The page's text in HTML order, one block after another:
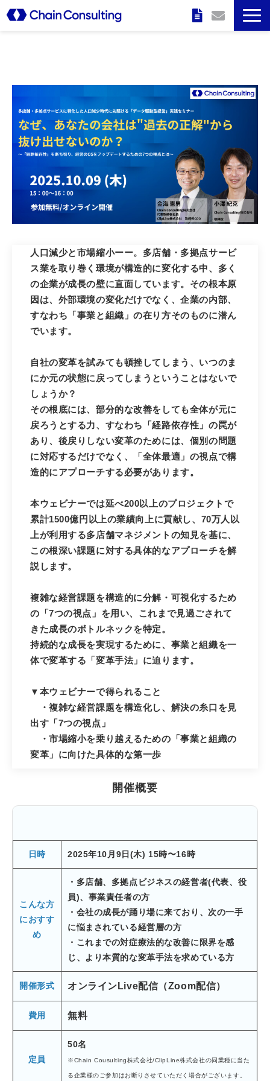
サービス
セミナー情報
人口減少と市場縮小ーー。多店舗・多拠点サービ
ス業を取り巻く環境が構造的に変化する中、多く
の企業が成長の壁に直面しています。その根本原
因は、外部環境の変化だけでなく、企業の内部、
すなわち「事業と組織」の在り方そのものに潜ん
でいます。
自社の変革を試みても頓挫してしまう、いつのま
にか元の状態に戻ってしまうということはないで
しょうか？
その根底には、部分的な改善をしても全体が元に
戻ろうとする力、すなわち「経路依存性」の罠が
あり、後戻りしない変革のためには、個別の問題
に対応するだけでなく、「全体最適」の視点で構
造的にアプローチする必要があります。
本ウェビナーでは延べ200以上のプロジェクトで
累計1500億円以上の業績向上に貢献し、70万人以
上が利用する多店舗マネジメントの知見を基に、
この根深い課題に対する具体的なアプローチを解
説します。
複雑な経営課題を構造的に分解・可視化するため
の「7つの視点」を用い、これまで見過ごされて
きた成長のボトルネックを特定。
持続的な成長を実現するために、事業と組織を一
体で変革する「変革手法」に迫ります。
▼本ウェビナーで得られること
・複雑な経営課題を構造化し、解決の糸口を見
出す「7つの視点」
・市場縮小を乗り越えるための「事業と組織の
変革」に向けた具体的な第一歩
開催概要
日時 2025年10月9日(木) 15時〜16時
こんな方
におすす
め
・多店舗、多拠点ビジネスの経営者(代表、役
員)、事業責任者の方
・会社の成長が踊り場に来ており、次の一手
に悩まされている経営層の方
・これまでの対症療法的な改善に限界を感
じ、より本質的な変革手法を求めている方
開催形式 オンラインLive配信（Zoom配信）
費用 無料
定員
50名
※Chain Cousulting株式会社/ClipLine株式会社の同業種に当た
る企業様のご参加はお断りさせていただく場合がございます。